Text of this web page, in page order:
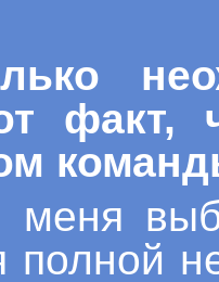
факт,
меня
полной